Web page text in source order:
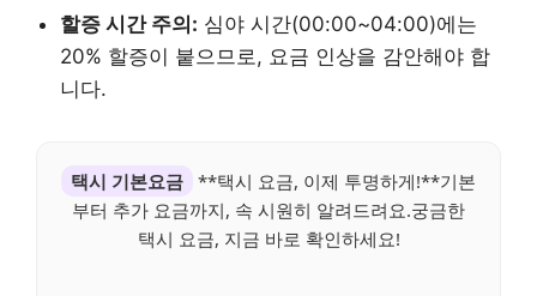
할증 시간 주의: 심야 시간(00:00~04:00)에는
20% 할증이 붙으므로, 요금 인상을 감안해야 합
니다.
택시 기본요금 **택시 요금, 이제 투명하게!**기본
부터 추가 요금까지, 속 시원히 알려드려요.궁금한
택시 요금, 지금 바로 확인하세요!